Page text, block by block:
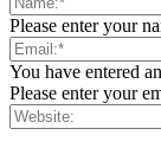
Please enter your
You have entered
Please enter your